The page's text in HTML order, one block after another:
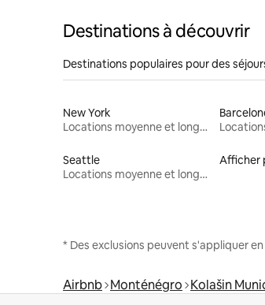
Destinations à découvrir
Destinations populaires pour des
New York
Locations moyenne et longue durée
Seattle
Locations moyenne et longue durée
Afficher
* Des exclusions peuvent s'appliquer
Airbnb Monténégro Kolašin